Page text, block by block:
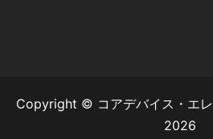
Copyright © コアデバイス・エ
2026